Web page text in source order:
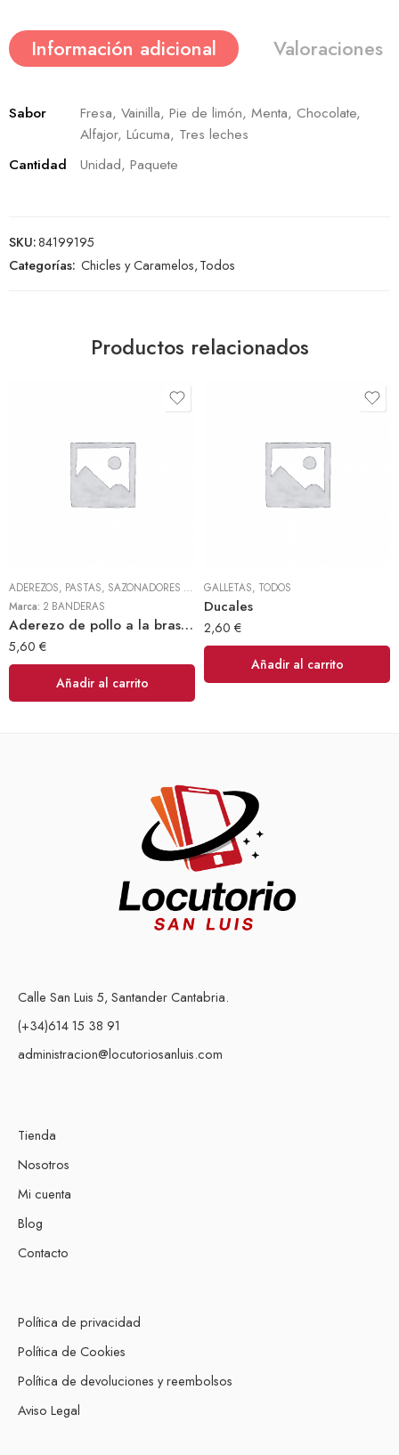
Información adicional Valoraciones
Sabor
Fresa, Vainilla, Pie de limón, Menta, Chocolate,
Alfajor, Lúcuma, Tres leches
Cantidad
Unidad, Paquete
SKU:84199195
Categorías: Chicles y Caramelos,Todos
Productos relacionados
ADEREZOS, PASTAS, SAZONADORES Y CONDIMENTOS ,TODOS
Marca: 2 BANDERAS
Aderezo de pollo a la brasa 300gr (2 Banderas)
5,60 €
Añadir al carrito
GALLETAS, TODOS
Ducales
2,60 €
Añadir al carrito
Calle San Luis 5, Santander Cantabria.
(+34)614 15 38 91
administracion@locutoriosanluis.com
Tienda
Nosotros
Mi cuenta
Blog
Contacto
Política de privacidad
Política de Cookies
Política de devoluciones y reembolsos
Aviso Legal